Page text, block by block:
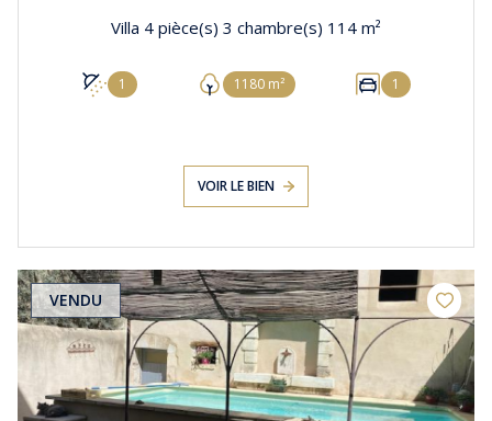
Villa 4 pièce(s) 3 chambre(s) 114 m²
1 1180 m² 1
VOIR LE BIEN
VENDU